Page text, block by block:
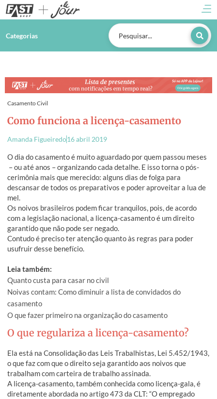
Categorias
Casamento Civil
Como funciona a licença-casamento
Amanda Figueiredo16 abril 2019
O dia do casamento é muito aguardado por quem passou meses
– ou até anos – organizando cada detalhe. E isso torna o pós-
cerimônia mais que merecido: alguns dias de folga para
descansar de todos os preparativos e poder aproveitar a lua de
mel.
Os noivos brasileiros podem ficar tranquilos, pois, de acordo
com a legislação nacional, a licença-casamento é um direito
garantido que não pode ser negado.
Contudo é preciso ter atenção quanto às regras para poder
usufruir desse benefício.
Leia também:
Quanto custa para casar no civil
Noivas contam: Como diminuir a lista de convidados do
casamento
O que fazer primeiro na organização do casamento
O que regulariza a licença-casamento?
Ela está na Consolidação das Leis Trabalhistas, Lei 5.452/1943,
o que faz com que o direito seja garantido aos noivos que
trabalham com carteira de trabalho assinada.
A licença-casamento, também conhecida como licença-gala, é
diretamente abordada no artigo 473 da CLT: “O empregado